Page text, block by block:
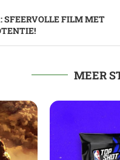
SFEERVOLLE FILM MET
MEER